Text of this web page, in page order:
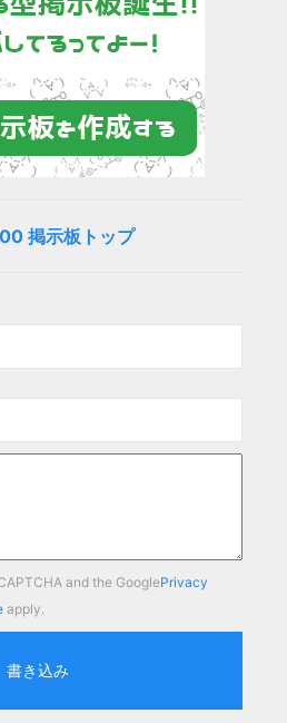
掲示板トップ
and the GooglePrivacy
apply.
書き込み